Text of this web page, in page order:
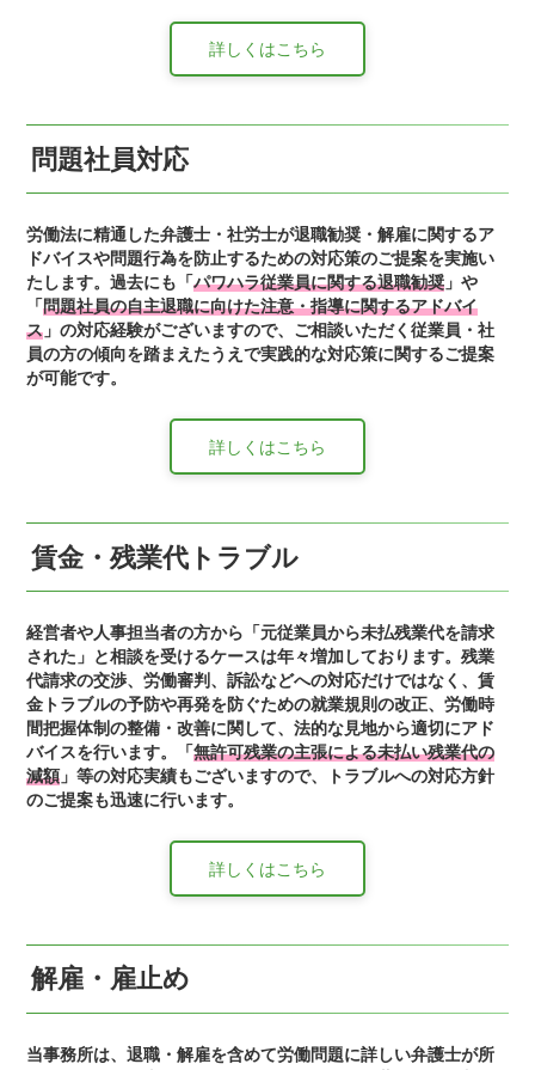
詳しくはこちら
問題社員対応
労働法に精通した弁護士・社労士が退職勧奨・解雇に関するア
ドバイスや問題行為を防止するための対応策のご提案を実施い
たします。過去にも「パワハラ従業員に関する退職勧奨 」や
「問題社員の自主退職に向けた注意・指導に関するアドバイ
ス 」の対応経験がございますので、ご相談いただく従業員・社
員の方の傾向を踏まえたうえで実践的な対応策に関するご提案
が可能です。
詳しくはこちら
賃金・残業代トラブル
経営者や人事担当者の方から「元従業員から未払残業代を請求
された」と相談を受けるケースは年々増加しております。残業
代請求の交渉、労働審判、訴訟などへの対応だけではなく、賃
金トラブルの予防や再発を防ぐための就業規則の改正、労働時
間把握体制の整備・改善に関して、法的な見地から適切にアド
バイスを行います。「無許可残業の主張による未払い残業代の
減額」等の対応実績もございますので、トラブルへの対応方針
のご提案も迅速に行います。
詳しくはこちら
解雇・雇止め
当事務所は、退職・解雇を含めて労働問題に詳しい弁護士が所